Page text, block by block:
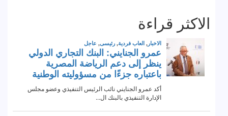
الاكثر قراءة